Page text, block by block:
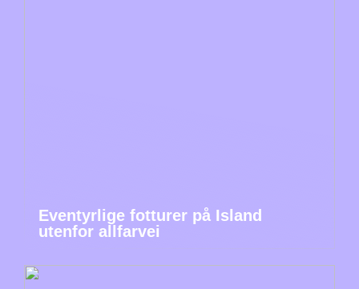
Eventyrlige fotturer på Island
utenfor allfarvei